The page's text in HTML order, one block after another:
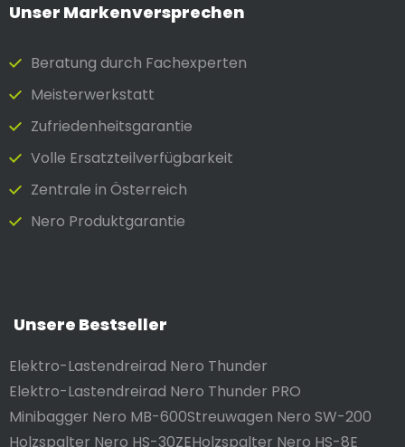
Unser Markenversprechen
Beratung durch Fach­experten
Meister­werkstatt
Zufrieden­heits­garantie
Volle Ersatzteilverfügbarkeit
Zentrale in Österreich
Nero Produktgarantie
Unsere Bestseller
Elektro-Lastendreirad Nero Thunder
Elektro-Lastendreirad Nero Thunder PRO
Minibagger Nero MB-600Streuwagen Nero SW-200
Holzspalter Nero HS-30ZEHolzspalter Nero HS-8E